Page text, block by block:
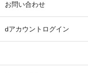
お問い合わせ
dアカウントログイン